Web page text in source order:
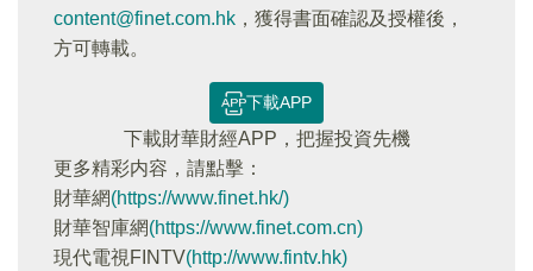
content@finet.com.hk ，獲得書面確認及授權後，
方可轉載。
下載APP
下載財華財經APP，把握投資先機
更多精彩内容，請點擊：
財華網(https://www.finet.hk/)
財華智庫網(https://www.finet.com.cn)
現代電視FINTV(http://www.fintv.hk)